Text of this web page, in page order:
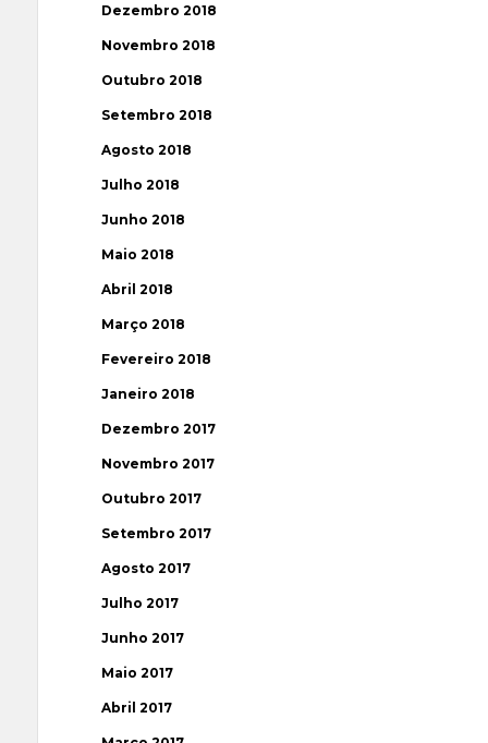
Dezembro 2018
Novembro 2018
Outubro 2018
Setembro 2018
Agosto 2018
Julho 2018
Junho 2018
Maio 2018
Abril 2018
Março 2018
Fevereiro 2018
Janeiro 2018
Dezembro 2017
Novembro 2017
Outubro 2017
Setembro 2017
Agosto 2017
Julho 2017
Junho 2017
Maio 2017
Abril 2017